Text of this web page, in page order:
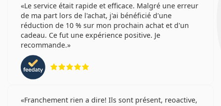
Le service était rapide et efficace. Malgré une erreur
de ma part lors de l'achat, j'ai bénéficié d'une
réduction de 10 % sur mon prochain achat et d'un
cadeau. Ce fut une expérience positive. Je
recommande.
Franchement rien a dire! Ils sont présent, reoactive,